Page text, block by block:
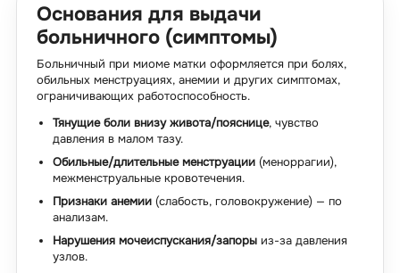
Основания для выдачи
больничного (симптомы)
Больничный при миоме матки оформляется при болях,
обильных менструациях, анемии и других симптомах,
ограничивающих работоспособность.
Тянущие боли внизу живота/пояснице, чувство
давления в малом тазу.
Обильные/длительные менструации(меноррагии),
межменструальные кровотечения.
Признаки анемии(слабость, головокружение) — по
анализам.
Нарушения мочеиспускания/запорыиз-за давления
узлов.